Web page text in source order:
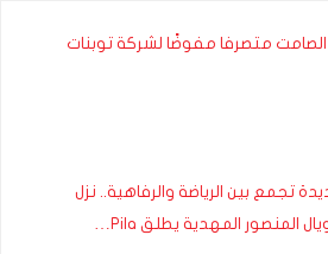
متصرفا مفوضًا لشركة توبنات
تجمع بين الرياضة والرفاهية.. نزل